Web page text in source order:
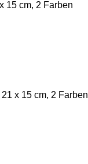
15 cm, 2 Farben
x 15 cm, 2 Farben